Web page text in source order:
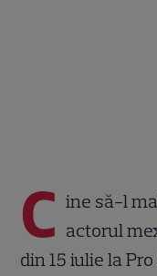
C ine să-l
actorul
din 15 iulie la